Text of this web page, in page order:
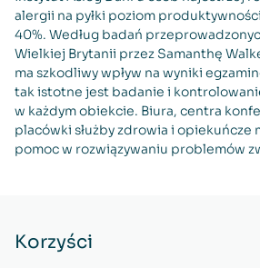
alergii na pyłki poziom
40%. Według badań
Wielkiej Brytanii przez Samanthę
ma szkodliwy wpływ na wyniki
tak istotne jest badanie i
w każdym obiekcie. Biura, centra
placówki służby zdrowia i opiekuńcze
pomoc w rozwiązywaniu problemów
Korzyści